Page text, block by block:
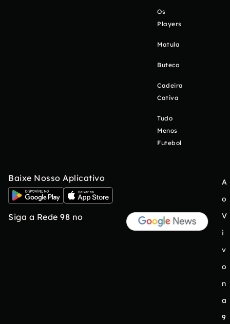
Os
Players
Matula
Buteco
Cadeira
Cativa
Tudo
Menos
Futebol
Baixe Nosso Aplicativo
Siga a Rede 98 no
A
o
V
i
v
o
n
a
9